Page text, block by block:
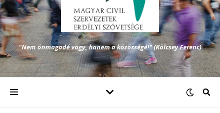
"Nem önmagadé vagy, hanem a közösségé!" (Kölcsey Ferenc)